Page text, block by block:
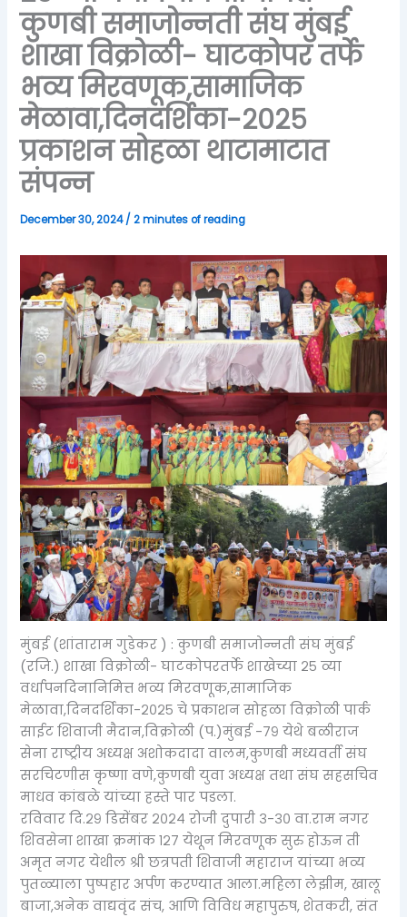
कुणबी समाजोन्नती संघ मुंबई
शाखा विक्रोळी- घाटकोपर तर्फे
भव्य मिरवणूक,सामाजिक
मेळावा,दिनदर्शिका-२०२५
प्रकाशन सोहळा थाटामाटात
संपन्न
December 30, 2024/2 minutes of reading
मुंबई (शांताराम गुडेकर ) : कुणबी समाजोन्नती संघ मुंबई
(रजि.) शाखा विक्रोळी- घाटकोपरतर्फे शाखेच्या २५ व्या
वर्धापनदिनानिमित्त भव्य मिरवणूक,सामाजिक
मेळावा,दिनदर्शिका-२०२५ चे प्रकाशन सोहळा विक्रोळी पार्क
साईट शिवाजी मैदान,विक्रोळी (प.)मुंबई -७९ येथे बळीराज
सेना राष्ट्रीय अध्यक्ष अशोकदादा वालम,कुणबी मध्यवर्ती संघ
सरचिटणीस कृष्णा वणे,कुणबी युवा अध्यक्ष तथा संघ सहसचिव
माधव कांबळे यांच्या हस्ते पार पडला.
रविवार दि.२९ डिसेंबर २०२४ रोजी दुपारी ३-३० वा.राम नगर
शिवसेना शाखा क्रमांक १२७ येथून मिरवणूक सुरु होऊन ती
अमृत नगर येथील श्री छत्रपती शिवाजी महाराज यांच्या भव्य
पुतळ्याला पुष्पहार अर्पण करण्यात आला.महिला लेझीम, खालू
बाजा,अनेक वाद्यवृंद संच, आणि विविध महापुरुष, शेतकरी, संत